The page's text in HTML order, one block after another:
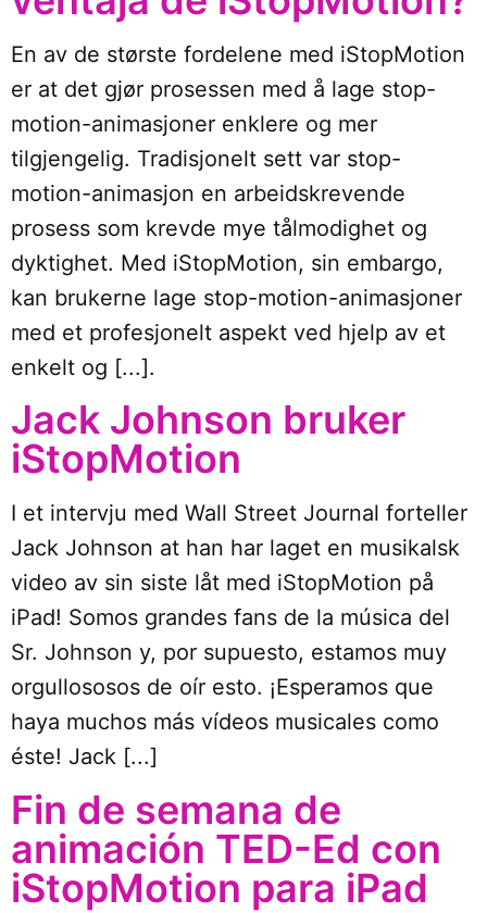
En av de største fordelene med iStopMotion
er at det gjør prosessen med å lage stop-
motion-animasjoner enklere og mer
tilgjengelig. Tradisjonelt sett var stop-
motion-animasjon en arbeidskrevende
prosess som krevde mye tålmodighet og
dyktighet. Med iStopMotion, sin embargo,
kan brukerne lage stop-motion-animasjoner
med et profesjonelt aspekt ved hjelp av et
enkelt og [...].
Jack Johnson bruker
iStopMotion
I et intervju med Wall Street Journal forteller
Jack Johnson at han har laget en musikalsk
video av sin siste låt med iStopMotion på
iPad! Somos grandes fans de la música del
Sr. Johnson y, por supuesto, estamos muy
orgullososos de oír esto. ¡Esperamos que
haya muchos más vídeos musicales como
éste! Jack [...]
Fin de semana de
animación TED-Ed con
iStopMotion para iPad